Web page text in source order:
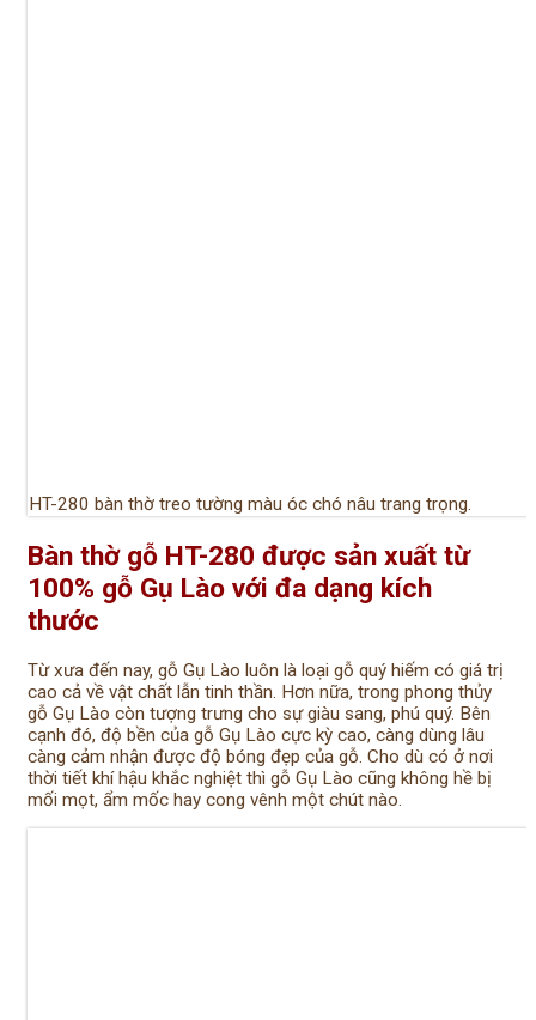
HT-280 bàn thờ treo tường màu óc chó nâu trang trọng.
Bàn thờ gỗ HT-280 được sản xuất từ
100% gỗ Gụ Lào với đa dạng kích
thước
Từ xưa đến nay, gỗ Gụ Lào luôn là loại gỗ quý hiếm có giá trị
cao cả về vật chất lẫn tinh thần. Hơn nữa, trong phong thủy
gỗ Gụ Lào còn tượng trưng cho sự giàu sang, phú quý. Bên
cạnh đó, độ bền của gỗ Gụ Lào cực kỳ cao, càng dùng lâu
càng cảm nhận được độ bóng đẹp của gỗ. Cho dù có ở nơi
thời tiết khí hậu khắc nghiệt thì gỗ Gụ Lào cũng không hề bị
mối mọt, ẩm mốc hay cong vênh một chút nào.